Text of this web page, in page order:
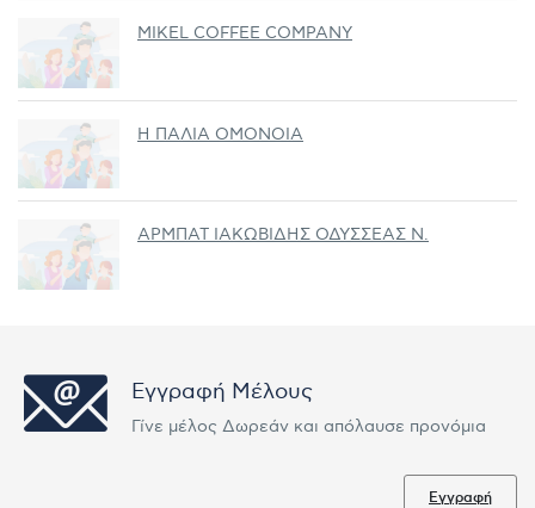
MIKEL COFFEE COMPANY
Η ΠΑΛΙΑ ΟΜΟΝΟΙΑ
ΑΡΜΠΑΤ ΙΑΚΩΒΙΔΗΣ ΟΔΥΣΣΕΑΣ Ν.
Εγγραφή Μέλους
Γίνε μέλος Δωρεάν και απόλαυσε προνόμια
Εγγραφή